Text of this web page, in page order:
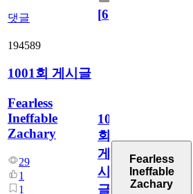
댓글 [6]
194589
1001회 게시글
Fearless
Ineffable
Zachary
29
1
1
1001
회
게
시
글
Fearless
Ineffable
Zachary